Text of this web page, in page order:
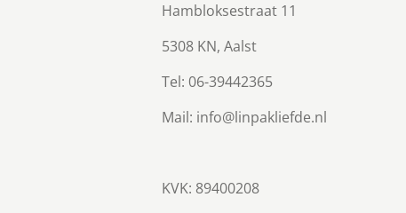
Hambloksestraat 11
5308 KN, Aalst
Tel: 06-39442365
Mail: info@linpakliefde.nl
KVK: 89400208